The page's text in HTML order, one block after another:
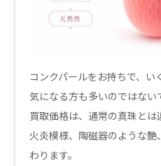
コンクパールをお持ちで、
気になる方も多いのではな
買取価格は、通常の真珠と
火炎模様、陶磁器のような
わります。